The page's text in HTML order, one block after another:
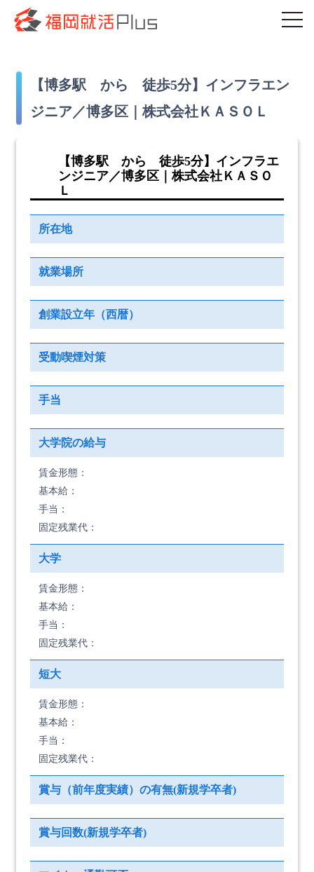
【博多駅 から 徒歩5分】インフラエン
ジニア／博多区｜株式会社ＫＡＳＯＬ
【博多駅 から 徒歩5分】インフラエ
ンジニア／博多区｜株式会社ＫＡＳＯ
Ｌ
所在地
就業場所
創業設立年（西暦）
受動喫煙対策
手当
大学院の給与
賃金形態：
基本給：
手当：
固定残業代：
大学
賃金形態：
基本給：
手当：
固定残業代：
短大
賃金形態：
基本給：
手当：
固定残業代：
賞与（前年度実績）の有無(新規学卒者)
賞与回数(新規学卒者)